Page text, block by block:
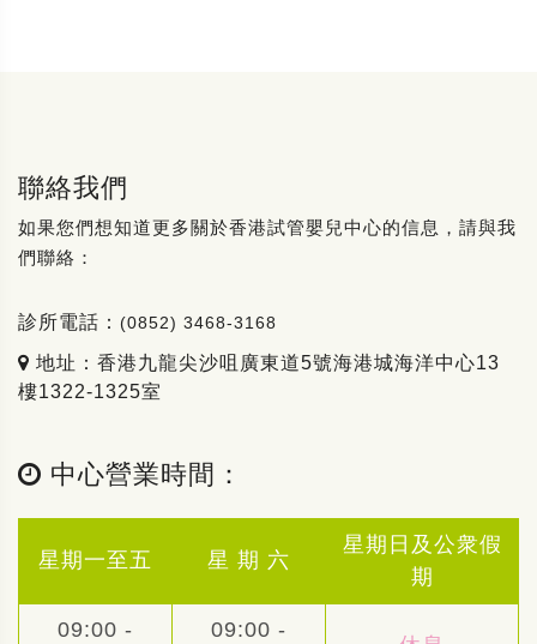
聯絡我們
如果您們想知道更多關於香港試管嬰兒中心的信息，請與我
們聯絡：
診所電話： (0852) 3468-3168
地址：香港九龍尖沙咀廣東道5號海港城海洋中心13
樓1322-1325室
中心營業時間：
星期一至五 星 期 六
星期日及公衆假
期
09:00 - 09:00 -